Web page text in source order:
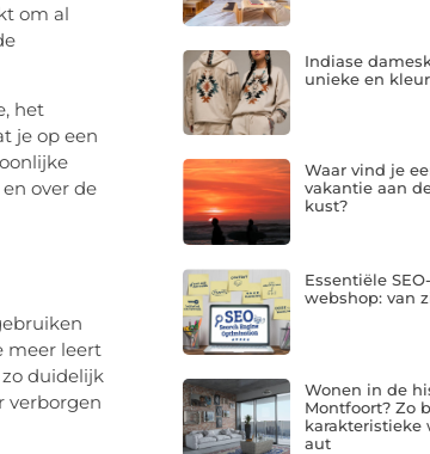
om al
het
je op een
over de
meer leert
duidelijk
verborgen
Indiase
unieke en
Waar vind je
vakantie aan
kust?
Essentiële
webshop: van
Wonen in de
Montfoort? Zo
karakteristieke
aut